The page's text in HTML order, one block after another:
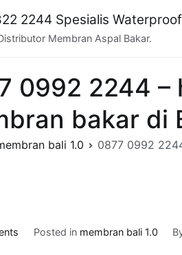
2244 Spesialis
Membran Aspal Bakar.
0992 2244 –
bakar di
bali 1.0 0877 0992
Posted in membran bali 1.0